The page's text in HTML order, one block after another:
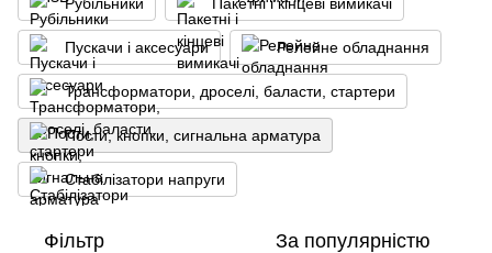
Пускачи і аксесуари Релейне обладнання
Трансформатори, дроселі, баласти, стартери
Пости, кнопки, сигнальна арматура
Стабілізатори напруги
Фільтр За популярністю